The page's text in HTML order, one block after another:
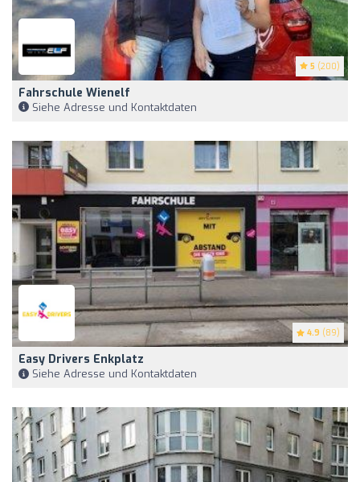
5 (200)
Fahrschule Wienelf
Siehe Adresse und Kontaktdaten
4.9 (89)
Easy Drivers Enkplatz
Siehe Adresse und Kontaktdaten